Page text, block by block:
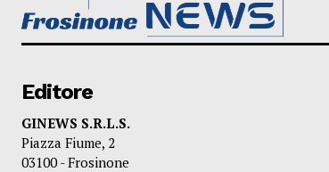
Editore
GINEWS S.R.L.S.
Piazza Fiume, 2
03100 - Frosinone